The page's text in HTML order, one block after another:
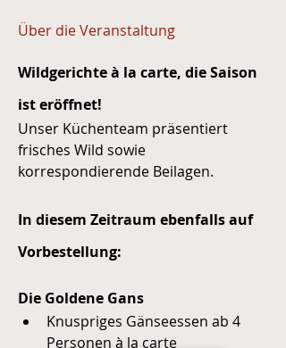
Über die Veranstaltung
Wildgerichte à la carte, die Saison
ist eröffnet!
Unser Küchenteam präsentiert
frisches Wild sowie
korrespondierende Beilagen.
In diesem Zeitraum ebenfalls auf
Vorbestellung:
Die Goldene Gans
Knuspriges Gänseessen ab 4
Personen à la carte